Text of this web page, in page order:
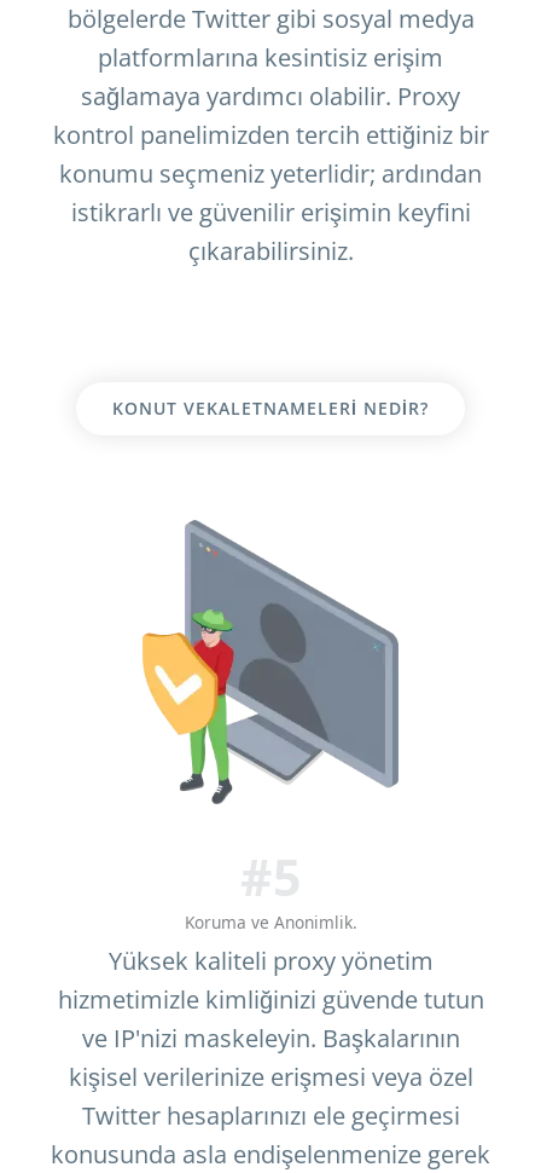
bölgelerde Twitter gibi sosyal medya
platformlarına kesintisiz erişim
sağlamaya yardımcı olabilir. Proxy
kontrol panelimizden tercih ettiğiniz bir
konumu seçmeniz yeterlidir; ardından
istikrarlı ve güvenilir erişimin keyfini
çıkarabilirsiniz.
KONUT VEKALETNAMELERI NEDIR?
#5
Koruma ve Anonimlik.
Yüksek kaliteli proxy yönetim
hizmetimizle kimliğinizi güvende tutun
ve IP'nizi maskeleyin. Başkalarının
kişisel verilerinize erişmesi veya özel
Twitter hesaplarınızı ele geçirmesi
konusunda asla endişelenmenize gerek